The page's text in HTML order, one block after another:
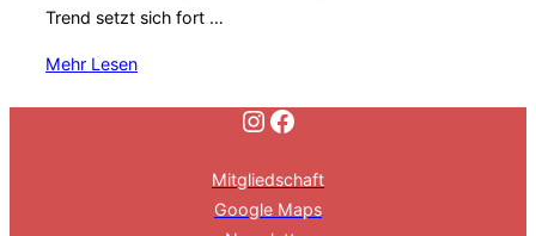
Trend setzt sich fort …
Mehr über
Lesen
Instagram
Facebook
Mitgliedschaft
Google Maps